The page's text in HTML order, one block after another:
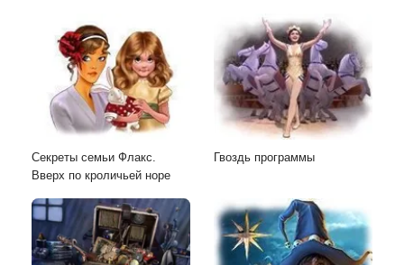
Секреты cемьи Флакс.
Вверх по кроличьей норе
Гвоздь программы